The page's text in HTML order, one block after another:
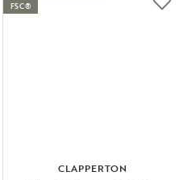
CLAPPERTON
FSC®